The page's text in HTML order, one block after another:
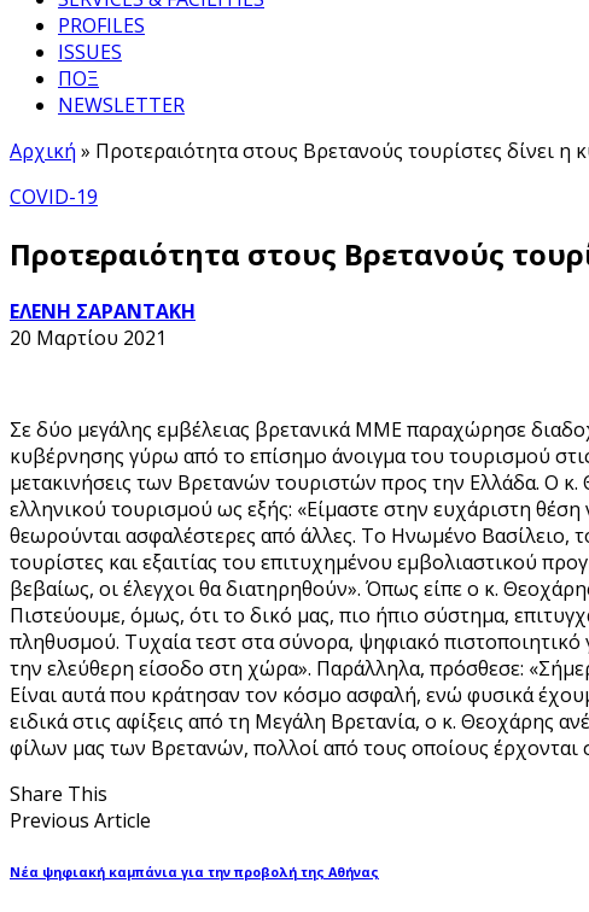
PROFILES
ISSUES
ΠΟΞ
NEWSLETTER
Αρχική » Προτεραιότητα στους Βρετανούς τουρίστες δίνει η
COVID-19
Προτεραιότητα στους Βρετανούς
ΕΛΕΝΗ ΣΑΡΑΝΤΑΚΗ
20 Μαρτίου 2021
Σε δύο μεγάλης εμβέλειας βρετανικά ΜΜΕ παραχώρησε
κυβέρνησης γύρω από το επίσημο άνοιγμα του τουρισμού
μετακινήσεις των Βρετανών τουριστών προς την Ελλάδα. Ο
ελληνικού τουρισμού ως εξής: «Είμαστε στην ευχάριστη
θεωρούνται ασφαλέστερες από άλλες. Το Ηνωμένο Βασίλειο,
τουρίστες και εξαιτίας του επιτυχημένου εμβολιαστικού
βεβαίως, οι έλεγχοι θα διατηρηθούν». Όπως είπε ο κ.
Πιστεύουμε, όμως, ότι το δικό μας, πιο ήπιο σύστημα,
πληθυσμού. Τυχαία τεστ στα σύνορα, ψηφιακό πιστοποιητικό
την ελεύθερη είσοδο στη χώρα». Παράλληλα, πρόσθεσε:
Είναι αυτά που κράτησαν τον κόσμο ασφαλή, ενώ φυσικά
ειδικά στις αφίξεις από τη Μεγάλη Βρετανία, ο κ. Θεοχάρης
φίλων μας των Βρετανών, πολλοί από τους οποίους έρχονται
Share This
Previous Article
Νέα ψηφιακή καμπάνια για την προβολή της Αθήνας